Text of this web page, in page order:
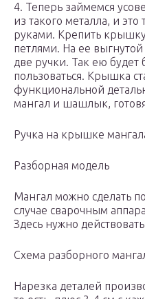
4. Теперь займемся
из такого металла, и
руками. Крепить
петлями. На ее
две ручки. Так ею
пользоваться. Крышка
функциональной
мангал и шашлык,
Ручка на крышке
Разборная модель
Мангал можно сделать
случае сварочным
Здесь нужно
Схема разборного
Нарезка деталей